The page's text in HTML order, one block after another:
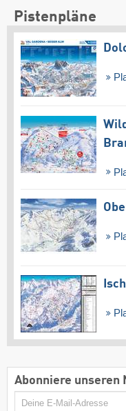
Pistenpläne
Abonniere unseren
E-